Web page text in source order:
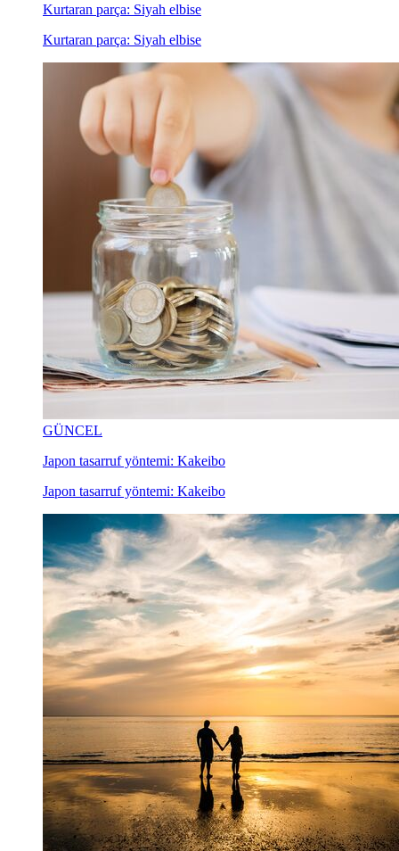
Kurtaran parça: Siyah elbise
Kurtaran parça: Siyah elbise
GÜNCEL
Japon tasarruf yöntemi: Kakeibo
Japon tasarruf yöntemi: Kakeibo